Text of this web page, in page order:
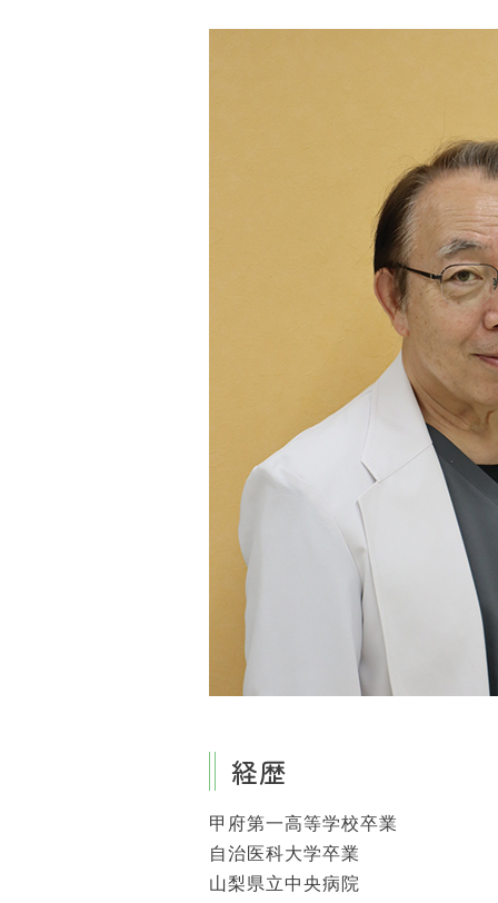
経歴
甲府第一高等学校卒業
自治医科大学卒業
山梨県立中央病院